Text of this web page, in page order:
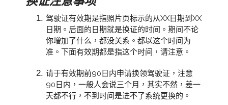
驾驶证有效期是指照片页标示的从XX日期到XX
日期。后面的日期就是换证的时间。期间不论
你增加了什么，都没关系。都以这个时间为
准。下面有效期都是指这个时间，请注意。
请于有效期前90日内申请换领驾驶证，注意
90日内，一般人会说三个月，其实不然，差一
天都不行，不到时间是进不了系统更换的。